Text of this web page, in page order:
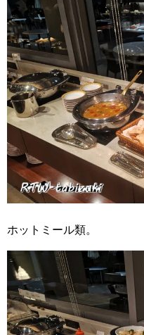
ホットミール類。